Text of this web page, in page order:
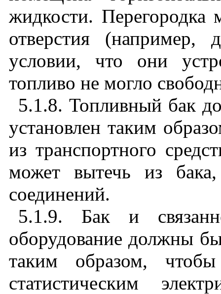
жидкости. Перегородка
отверстия (например,
условии, что они
топливо не могло
5.1.8. Топливный бак
установлен таким
из транспортного
может вытечь из
соединений.
5.1.9. Бак и
оборудование должны
таким образом,
статистическим